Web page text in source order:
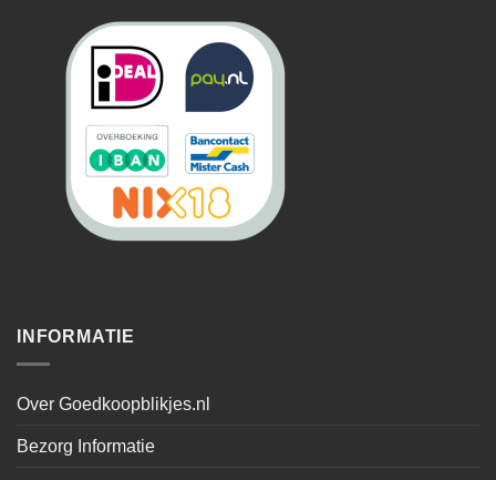
INFORMATIE
Over Goedkoopblikjes.nl
Bezorg Informatie